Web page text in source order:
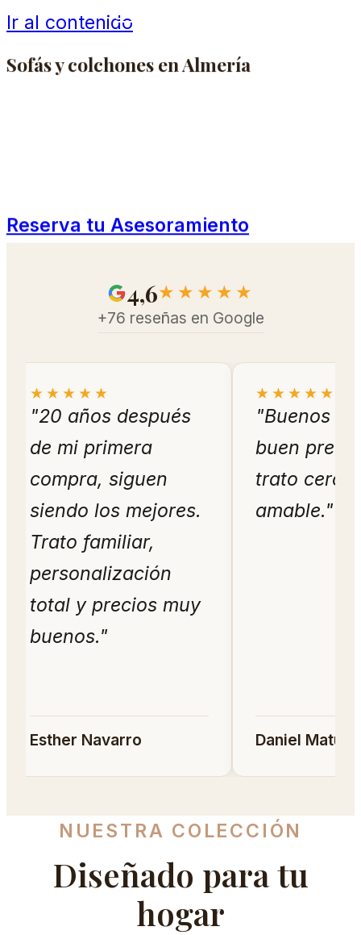
Ir al contenido
Sofás y colchones en Almería
Reserva tu Asesoramiento
4,6★★★★★
+76 reseñas en Google
★★★★★
"20 años después
de mi primera
compra, siguen
siendo los mejores.
Trato familiar,
personalización
total y precios muy
buenos."
Esther Navarro
★★★★★
"Buenos
buen
trato
amable."
Daniel
NUESTRA COLECCIÓN
Diseñado para tu
hogar